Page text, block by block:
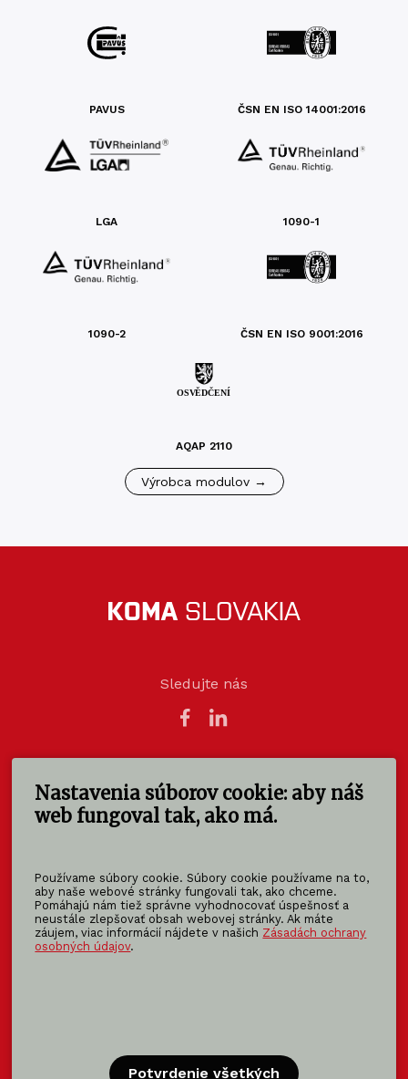
Nastavenia súborov cookie: aby náš
web fungoval tak, ako má.
Používame súbory cookie. Súbory cookie používame na to,
aby naše webové stránky fungovali tak, ako chceme.
Pomáhajú nám tiež správne vyhodnocovať úspešnosť a
neustále zlepšovať obsah webovej stránky. Ak máte
záujem, viac informácií nájdete v našich Zásadách ochrany
osobných údajov.
Potvrdenie všetkých
PAVUS ČSN EN ISO 14001:2016
LGA 1090-1
1090-2 ČSN EN ISO 9001:2016
AQAP 2110
Výrobca modulov →
Sledujte nás
KOMA SLOVAKIA s.r.o.
Štúrova 140
949 01 Nitra - Mlynárce
info@koma-slovakia.sk
+ 421 37 6518 325
Patríme do rodiny KOMA FAMILY